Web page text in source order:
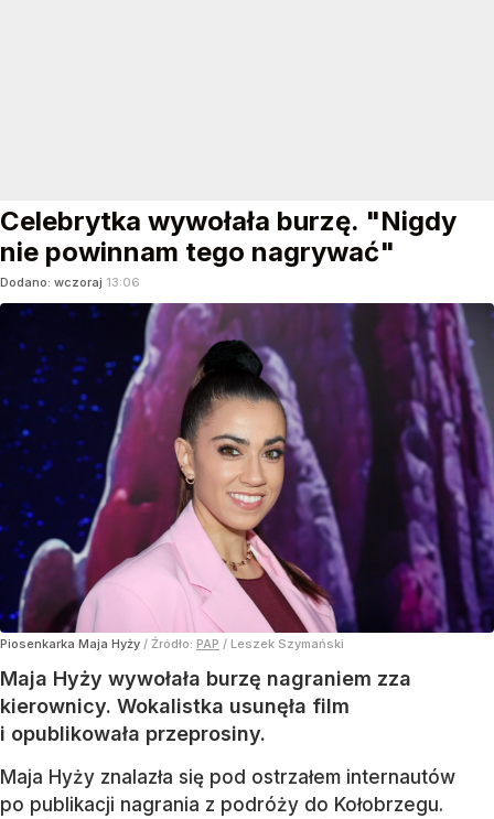
Celebrytka wywołała burzę. "Nigdy
nie powinnam tego nagrywać"
Dodano: wczoraj 13:06
Piosenkarka Maja Hyży / Źródło: PAP / Leszek Szymański
Maja Hyży wywołała burzę nagraniem zza
kierownicy. Wokalistka usunęła film
i opublikowała przeprosiny.
Maja Hyży znalazła się pod ostrzałem internautów
po publikacji nagrania z podróży do Kołobrzegu.